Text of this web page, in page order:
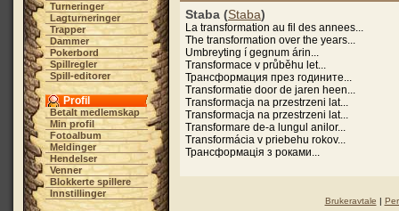
Turneringer
Lagturneringer
Trapper
Dammer
Pokerbord
Spillregler
Spill-editorer
Profil
Betalt medlemskap
Min profil
Fotoalbum
Meldinger
Hendelser
Venner
Blokkerte spillere
Innstillinger
Staba (Staba)
La transformation au fil des annees...
The transformation over the years...
Umbreyting í gegnum árin...
Transformace v průběhu let...
Трансформация през годините...
Transformatie door de jaren heen...
Transformacja na przestrzeni lat...
Transformacja na przestrzeni lat...
Transformare de-a lungul anilor...
Transformácia v priebehu rokov...
Трансформація з роками...
Brukeravtale |